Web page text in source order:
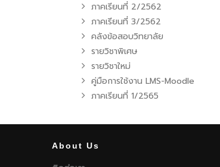
ภาคเรียนที่ 2/2562
ภาคเรียนที่ 3/2562
คลังข้อสอบวิทยาลัย
รายวิชาพิเศษ
รายวิชาใหม่
คู่มือการใช้งาน LMS-Moodle
ภาคเรียนที่ 1/2565
About Us